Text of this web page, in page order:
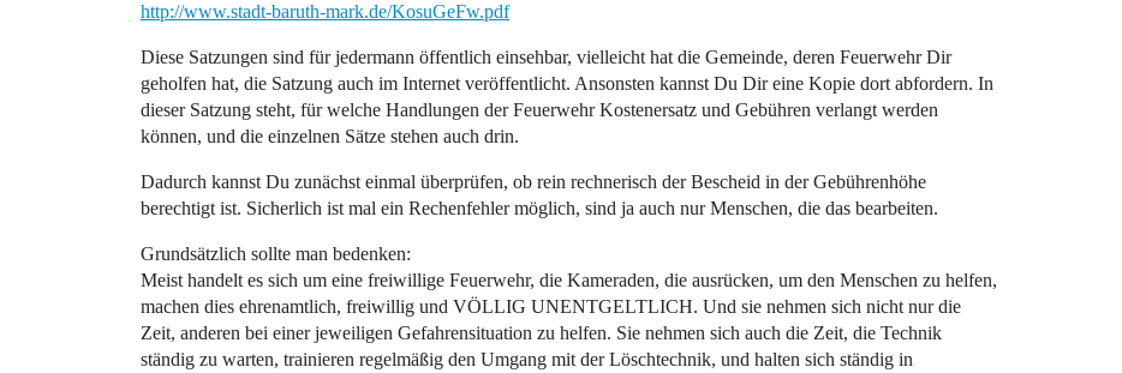
http://www.stadt-baruth-mark.de/KosuGeFw.pdf
Diese Satzungen sind für jedermann öffentlich einsehbar, vielleicht hat die Gemeinde, deren Feuerwehr Dir
geholfen hat, die Satzung auch im Internet veröffentlicht. Ansonsten kannst Du Dir eine Kopie dort abfordern. In
dieser Satzung steht, für welche Handlungen der Feuerwehr Kostenersatz und Gebühren verlangt werden
können, und die einzelnen Sätze stehen auch drin.
Dadurch kannst Du zunächst einmal überprüfen, ob rein rechnerisch der Bescheid in der Gebührenhöhe
berechtigt ist. Sicherlich ist mal ein Rechenfehler möglich, sind ja auch nur Menschen, die das bearbeiten.
Grundsätzlich sollte man bedenken:
Meist handelt es sich um eine freiwillige Feuerwehr, die Kameraden, die ausrücken, um den Menschen zu helfen,
machen dies ehrenamtlich, freiwillig und VÖLLIG UNENTGELTLICH. Und sie nehmen sich nicht nur die
Zeit, anderen bei einer jeweiligen Gefahrensituation zu helfen. Sie nehmen sich auch die Zeit, die Technik
ständig zu warten, trainieren regelmäßig den Umgang mit der Löschtechnik, und halten sich ständig in